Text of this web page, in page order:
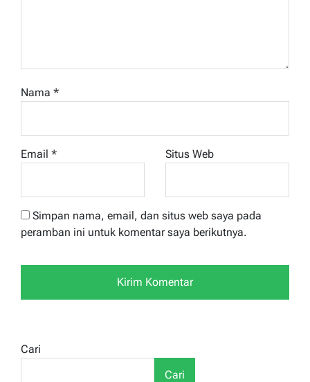
Nama *
Email * Situs Web
Simpan nama, email, dan situs web saya pada
peramban ini untuk komentar saya berikutnya.
Cari
Cari